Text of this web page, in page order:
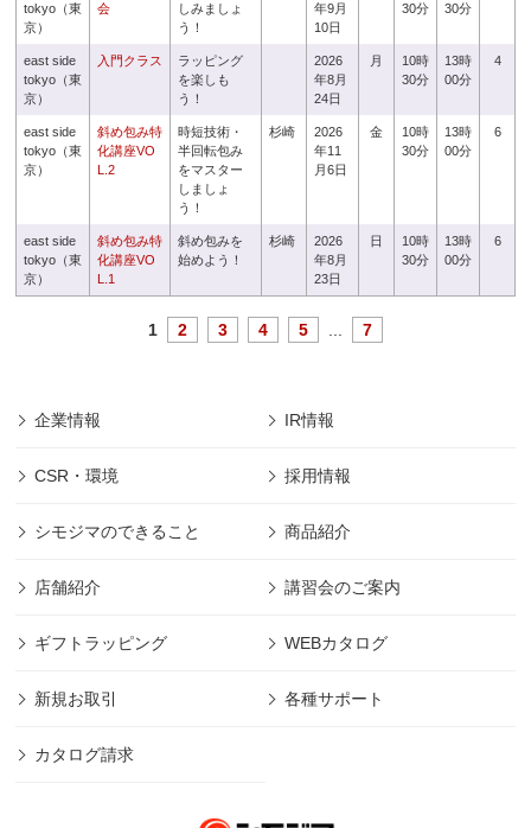
tokyo（東
京）
会
しみましょ
う！
年9月
10日
30分
30分
east side
tokyo（東
京）
入門クラス
ラッピング
を楽しも
う！
2026
年8月
24日
月
10時
30分
13時
00分
4
east side
tokyo（東
京）
斜め包み特
化講座VO
L.2
時短技術・
半回転包み
をマスター
しましょ
う！
杉崎
2026
年11
月6日
金
10時
30分
13時
00分
6
east side
tokyo（東
京）
斜め包み特
化講座VO
L.1
斜め包みを
始めよう！
杉崎
2026
年8月
23日
日
10時
30分
13時
00分
6
1 2 3 4 5 7
企業情報 IR情報
CSR・環境 採用情報
シモジマのできること 商品紹介
店舗紹介 講習会のご案内
ギフトラッピング WEBカタログ
新規お取引 各種サポート
カタログ請求